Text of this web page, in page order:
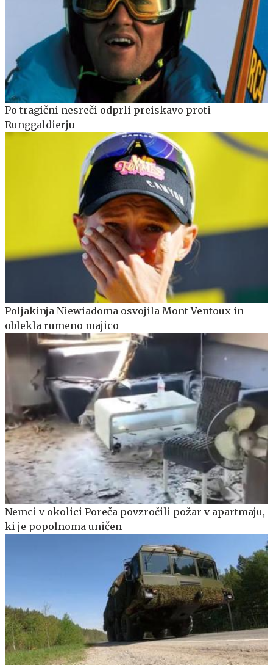
Po tragični nesreči odprli preiskavo proti
Runggaldierju
Poljakinja Niewiadoma osvojila Mont Ventoux in
oblekla rumeno majico
Nemci v okolici Poreča povzročili požar v apartmaju,
ki je popolnoma uničen